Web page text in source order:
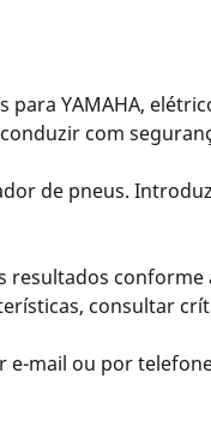
YAMAHA,
com
de pneus.
resultados
consultar
mail ou por